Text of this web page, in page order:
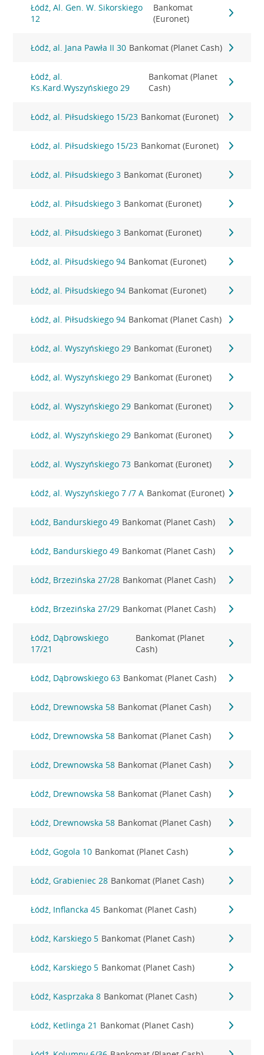
Łódź, Al. Gen. W. Sikorskiego
12
Bankomat
(Euronet)
Łódź, al. Jana Pawła II 30 Bankomat (Planet Cash)
Łódź, al.
Ks.Kard.Wyszyńskiego 29
Bankomat (Planet
Cash)
Łódź, al. Piłsudskiego 15/23 Bankomat (Euronet)
Łódź, al. Piłsudskiego 15/23 Bankomat (Euronet)
Łódź, al. Piłsudskiego 3 Bankomat (Euronet)
Łódź, al. Piłsudskiego 3 Bankomat (Euronet)
Łódź, al. Piłsudskiego 3 Bankomat (Euronet)
Łódź, al. Piłsudskiego 94 Bankomat (Euronet)
Łódź, al. Piłsudskiego 94 Bankomat (Euronet)
Łódź, al. Piłsudskiego 94 Bankomat (Planet Cash)
Łódź, al. Wyszyńskiego 29 Bankomat (Euronet)
Łódź, al. Wyszyńskiego 29 Bankomat (Euronet)
Łódź, al. Wyszyńskiego 29 Bankomat (Euronet)
Łódź, al. Wyszyńskiego 29 Bankomat (Euronet)
Łódź, al. Wyszyńskiego 73 Bankomat (Euronet)
Łódź, al. Wyszyńskiego 7 /7 A Bankomat (Euronet)
Łódź, Bandurskiego 49 Bankomat (Planet Cash)
Łódź, Bandurskiego 49 Bankomat (Planet Cash)
Łódź, Brzezińska 27/28 Bankomat (Planet Cash)
Łódź, Brzezińska 27/29 Bankomat (Planet Cash)
Łódź, Dąbrowskiego
17/21
Bankomat (Planet
Cash)
Łódź, Dąbrowskiego 63 Bankomat (Planet Cash)
Łódź, Drewnowska 58 Bankomat (Planet Cash)
Łódź, Drewnowska 58 Bankomat (Planet Cash)
Łódź, Drewnowska 58 Bankomat (Planet Cash)
Łódź, Drewnowska 58 Bankomat (Planet Cash)
Łódź, Drewnowska 58 Bankomat (Planet Cash)
Łódź, Gogola 10 Bankomat (Planet Cash)
Łódź, Grabieniec 28 Bankomat (Planet Cash)
Łódź, Inflancka 45 Bankomat (Planet Cash)
Łódź, Karskiego 5 Bankomat (Planet Cash)
Łódź, Karskiego 5 Bankomat (Planet Cash)
Łódź, Kasprzaka 8 Bankomat (Planet Cash)
Łódź, Ketlinga 21 Bankomat (Planet Cash)